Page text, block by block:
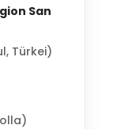
San
Türkei)